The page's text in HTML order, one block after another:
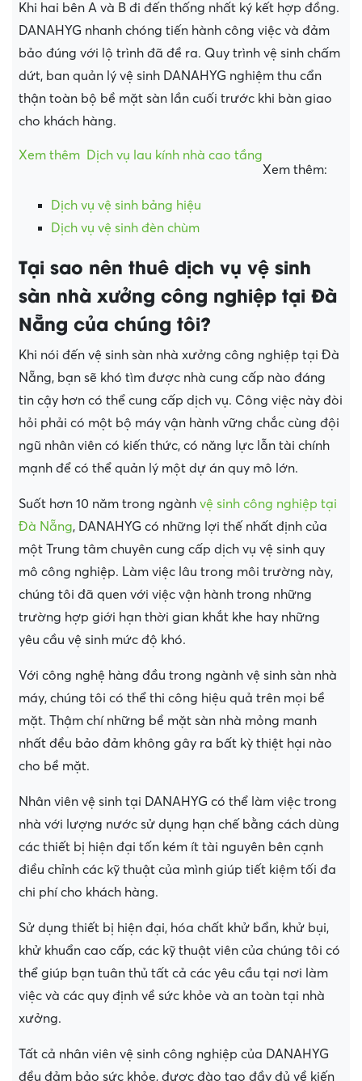
Khi hai bên A và B đi đến thống nhất ký kết hợp đồng.
DANAHYG nhanh chóng tiến hành công việc và đảm
bảo đúng với lộ trình đã đề ra. Quy trình vệ sinh chấm
dứt, ban quản lý vệ sinh DANAHYG nghiệm thu cẩn
thận toàn bộ bề mặt sàn lần cuối trước khi bàn giao
cho khách hàng.
Xem thêm Dịch vụ lau kính nhà cao tầng
Xem thêm:
Dịch vụ vệ sinh bảng hiệu
Dịch vụ vệ sinh đèn chùm
Tại sao nên thuê dịch vụ vệ sinh
sàn nhà xưởng công nghiệp tại Đà
Nẵng của chúng tôi?
Khi nói đến vệ sinh sàn nhà xưởng công nghiệp tại Đà
Nẵng, bạn sẽ khó tìm được nhà cung cấp nào đáng
tin cậy hơn có thể cung cấp dịch vụ. Công việc này đòi
hỏi phải có một bộ máy vận hành vững chắc cùng đội
ngũ nhân viên có kiến thức, có năng lực lẫn tài chính
mạnh để có thể quản lý một dự án quy mô lớn.
Suốt hơn 10 năm trong ngành vệ sinh công nghiệp tại
Đà Nẵng, DANAHYG có những lợi thế nhất định của
một Trung tâm chuyên cung cấp dịch vụ vệ sinh quy
mô công nghiệp. Làm việc lâu trong môi trường này,
chúng tôi đã quen với việc vận hành trong những
trường hợp giới hạn thời gian khắt khe hay những
yêu cầu vệ sinh mức độ khó.
Với công nghệ hàng đầu trong ngành vệ sinh sàn nhà
máy, chúng tôi có thể thi công hiệu quả trên mọi bề
mặt. Thậm chí những bề mặt sàn nhà mỏng manh
nhất đều bảo đảm không gây ra bất kỳ thiệt hại nào
cho bề mặt.
Nhân viên vệ sinh tại DANAHYG có thể làm việc trong
nhà với lượng nước sử dụng hạn chế bằng cách dùng
các thiết bị hiện đại tốn kém ít tài nguyên bên cạnh
điều chỉnh các kỹ thuật của mình giúp tiết kiệm tối đa
chi phí cho khách hàng.
Sử dụng thiết bị hiện đại, hóa chất khử bẩn, khử bụi,
khử khuẩn cao cấp, các kỹ thuật viên của chúng tôi có
thể giúp bạn tuân thủ tất cả các yêu cầu tại nơi làm
việc và các quy định về sức khỏe và an toàn tại nhà
xưởng.
Tất cả nhân viên vệ sinh công nghiệp của DANAHYG
đều đảm bảo sức khỏe, được đào tạo đầy đủ về kiến